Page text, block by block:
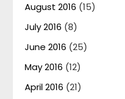
August 2016 (15)
July 2016 (8)
June 2016 (25)
May 2016 (12)
April 2016 (21)